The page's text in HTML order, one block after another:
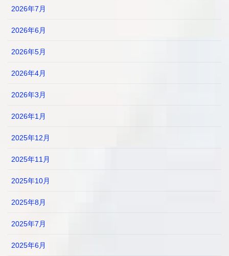
2026年7月
2026年6月
2026年5月
2026年4月
2026年3月
2026年1月
2025年12月
2025年11月
2025年10月
2025年8月
2025年7月
2025年6月